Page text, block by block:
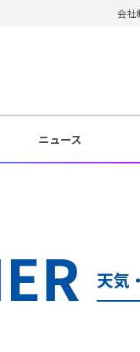
会社
ニュース
天気